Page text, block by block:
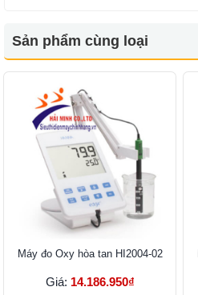
Sản phẩm cùng loại
Máy đo Oxy hòa tan HI2004-02
Giá: 14.186.950₫